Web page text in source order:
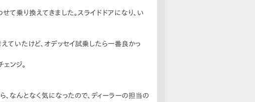
て乗り換えてきました。スライドドアになり、い
ていたけど、オデッセイ試乗したら一番良かっ
ンジ。
、なんとなく気になったので、ディーラーの担当の